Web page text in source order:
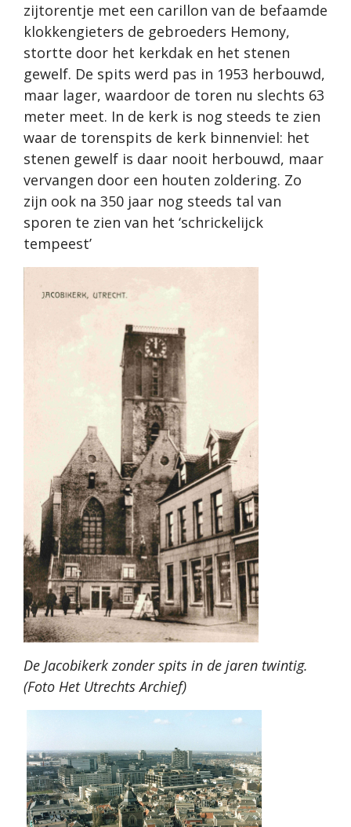
zijtorentje met een carillon van de befaamde
klokkengieters de gebroeders Hemony,
stortte door het kerkdak en het stenen
gewelf. De spits werd pas in 1953 herbouwd,
maar lager, waardoor de toren nu slechts 63
meter meet. In de kerk is nog steeds te zien
waar de torenspits de kerk binnenviel: het
stenen gewelf is daar nooit herbouwd, maar
vervangen door een houten zoldering. Zo
zijn ook na 350 jaar nog steeds tal van
sporen te zien van het ‘schrickelijck
tempeest’
De Jacobikerk zonder spits in de jaren twintig.
(Foto Het Utrechts Archief)